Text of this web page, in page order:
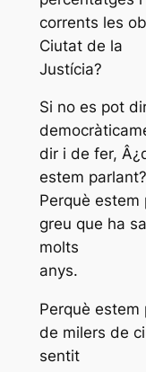
corrents les
Ciutat de la
Justícia?
Si no es pot
dir i de fer,
estem parlant?
Perquè estem
greu que ha
molts
anys.
Perquè estem
de milers de
sentit